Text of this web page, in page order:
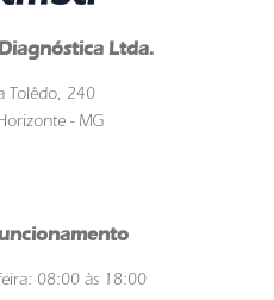
Ltda.
Tolêdo, 240
- MG
08:00 às 18:00